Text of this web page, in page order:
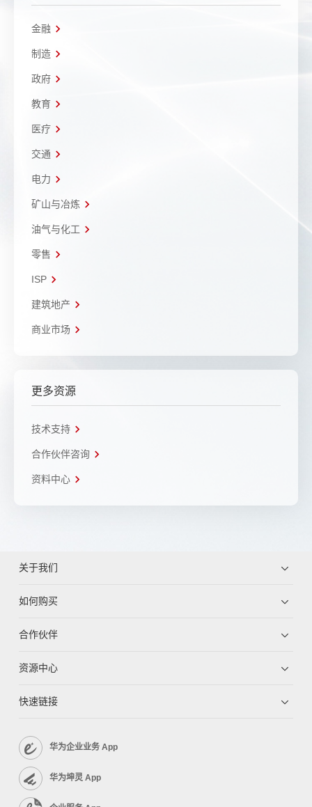
金融
制造
政府
教育
医疗
交通
电力
矿山与冶炼
油气与化工
零售
ISP
建筑地产
商业市场
更多资源
技术支持
合作伙伴咨询
资料中心
关于我们
如何购买
合作伙伴
资源中心
快速链接
华为企业业务 App
华为坤灵 App